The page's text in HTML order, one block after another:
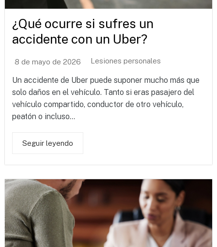
¿Qué ocurre si sufres un
accidente con un Uber?
8 de mayo de 2026 Lesiones personales
Un accidente de Uber puede suponer mucho más que
solo daños en el vehículo. Tanto si eras pasajero del
vehículo compartido, conductor de otro vehículo,
peatón o incluso...
Seguir leyendo